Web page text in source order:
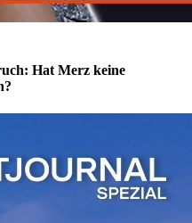
Hat Merz keine